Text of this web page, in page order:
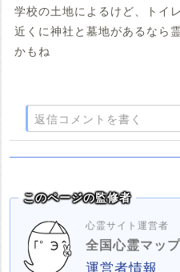
学校の土地によるけど、トイ
近くに神社と墓地があるなら
かもね
返信コメントを書く
このページの監修者
心霊サイト運営者
全国心霊マップ
運営者情報